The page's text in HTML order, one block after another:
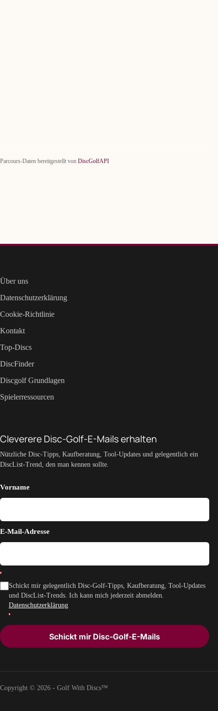
Parcours-Daten bereitgestellt von DiscGolfAPI
Über uns
Datenschutzerklärung
Cookie-Richtlinie
Kontakt
Top-Discs
DiscFinder
Discgolf Grundlagen
Spielerressourcen
Cleverere Disc-Golf-E-Mails erhalten
Nützliche Disc-Tipps, Kaufberatung, Tool-Updates und gelegentlich ein
DiscList-Trend, den man kennen sollte.
Vorname
E-Mail-Adresse
Schickt mir gelegentlich Disc-Golf-Tipps, Kaufberatung, Tool-Updates
und DiscList-Trends. Ich kann mich jederzeit abmelden.
Datenschutzerklärung
Schickt mir Disc-Golf-E-Mails
Copyright © 2026 - Golf With Discs™